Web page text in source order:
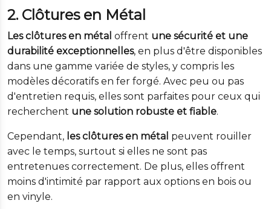
2. Clôtures en Métal
Les clôtures en métal offrent une sécurité et une
durabilité exceptionnelles, en plus d'être disponibles
dans une gamme variée de styles, y compris les
modèles décoratifs en fer forgé. Avec peu ou pas
d'entretien requis, elles sont parfaites pour ceux qui
recherchent une solution robuste et fiable.
Cependant, les clôtures en métal peuvent rouiller
avec le temps, surtout si elles ne sont pas
entretenues correctement. De plus, elles offrent
moins d'intimité par rapport aux options en bois ou
en vinyle.